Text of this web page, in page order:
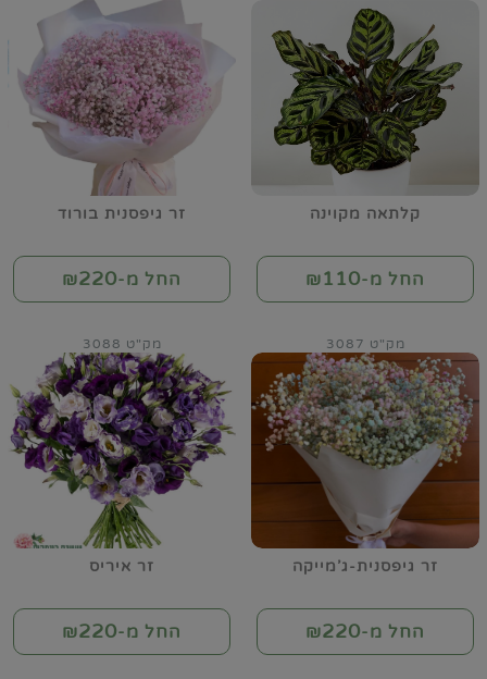
קלתאה מקוינה
החל מ-₪110
זר גיפסנית בורוד
החל מ-₪220
זר גיפסנית-ג'מייקה
מק"ט 3087
החל מ-₪220
זר איריס
מק"ט 3088
החל מ-₪220